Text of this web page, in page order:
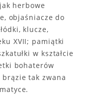
herbowe
objaśniacze do
klucze,
XVII; pamiątki
w kształcie
bohaterów
tak zwana